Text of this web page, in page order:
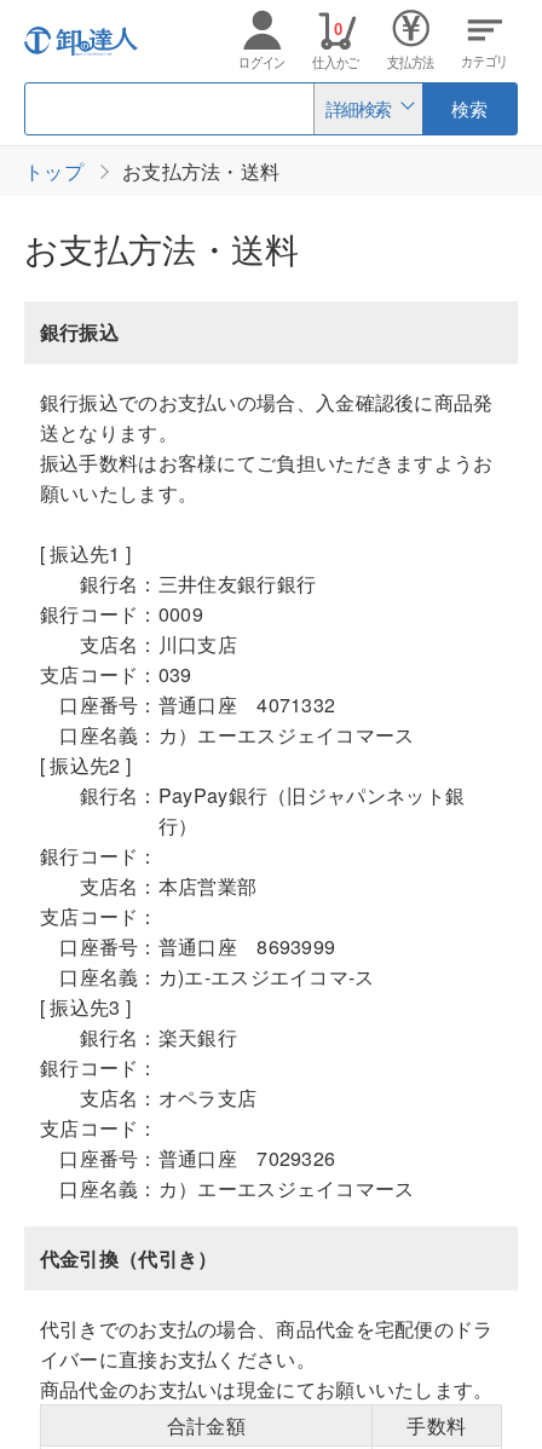
詳細検索 検索
ログイン 仕入かご
0
支払方法 カテゴリ
トップ お支払方法・送料
お支払方法・送料
銀行振込
銀行振込でのお支払いの場合、入金確認後に商品発
送となります。
振込手数料はお客様にてご負担いただきますようお
願いいたします。
[ 振込先1 ]
銀行名： 三井住友銀行銀行
銀行コード： 0009
支店名： 川口支店
支店コード： 039
口座番号： 普通口座 4071332
口座名義： カ）エーエスジェイコマース
[ 振込先2 ]
銀行名： PayPay銀行（旧ジャパンネット銀
行）
銀行コード：
支店名： 本店営業部
支店コード：
口座番号： 普通口座 8693999
口座名義： カ)エ-エスジエイコマ-ス
[ 振込先3 ]
銀行名： 楽天銀行
銀行コード：
支店名： オペラ支店
支店コード：
口座番号： 普通口座 7029326
口座名義： カ）エーエスジェイコマース
代金引換（代引き）
代引きでのお支払の場合、商品代金を宅配便のドラ
イバーに直接お支払ください。
商品代金のお支払いは現金にてお願いいたします。
合計金額
手数料